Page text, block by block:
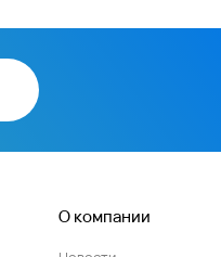
О компании